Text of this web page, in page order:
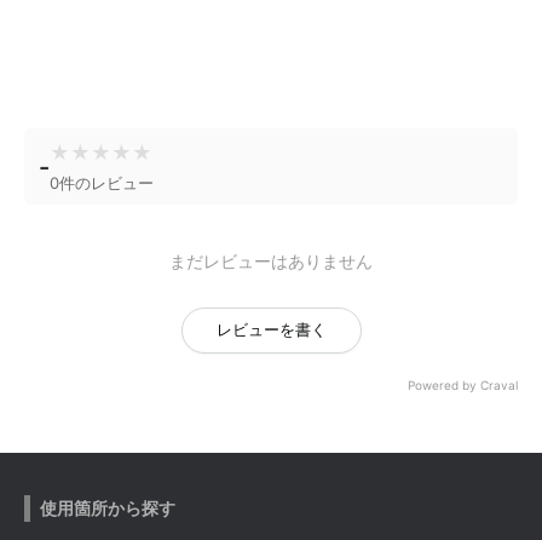
- ★ ★ ★ ★ ★
0件のレビュー
まだレビューはありません
レビューを書く
Powered by Craval
使用箇所から探す